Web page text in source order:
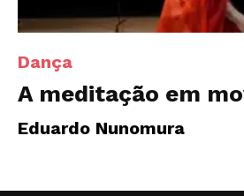
Dança
A meditação em
Eduardo Nunomura